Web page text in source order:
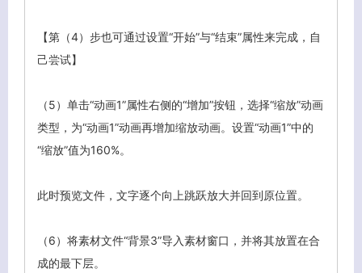
【第（4）步也可通过设置“开始”与“结束”属性来完成，自
己尝试】
（5）单击“动画1”属性右侧的“增加”按钮，选择“缩放”动画
类型，为“动画1”动画再增加缩放动画。设置“动画1”中的
“缩放”值为160%。
此时预览文件，文字逐个向上跳跃放大并回到原位置。
（6）将素材文件“背景3”导入素材窗口，并将其放置在合
成的最下层。